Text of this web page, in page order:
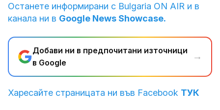
Останете информирани с Bulgaria ON AIR и в
канала ни в Google News Showcase.
Добави ни в предпочитани източници
в Google
→
Харесайте страницата ни във Facebook ТУК